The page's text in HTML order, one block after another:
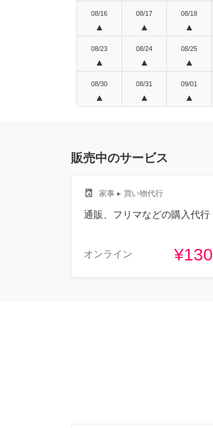
08/16
▲
08/17
▲
08/18
▲
08/23
▲
08/24
▲
08/25
▲
08/30
▲
08/31
▲
09/01
▲
販売中のサービス
local_laundry_service 家事 ▸ 買い物代行
通販、フリマなどの購入代行
オンライン ¥130